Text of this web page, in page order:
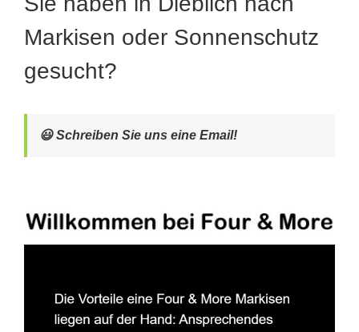
Markisen oder Sonnenschutz
gesucht?
😃 Schreiben Sie uns eine Email!